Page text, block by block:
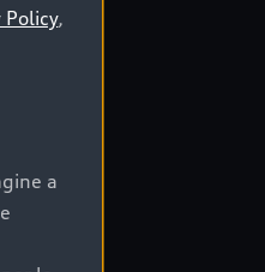
Policy,
a